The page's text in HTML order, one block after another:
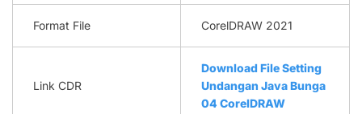
Format File CorelDRAW 2021
Link CDR
Download File Setting
Undangan Java Bunga
04 CorelDRAW